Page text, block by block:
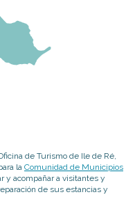
de Turismo de Ile de Ré,
la Comunidad de Municipios
y acompañar a visitantes y
de sus estancias y